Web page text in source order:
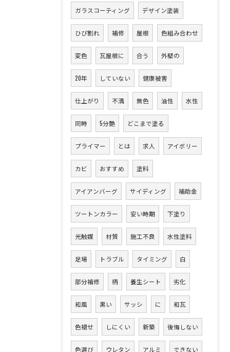
ガラスコーティング デザイン塗装
ひび割れ 補修 屋根 色組み合わせ
変色 瓦屋根に 合う 外壁の
20年 していない 健康被害
仕上がり 不満 無色 油性 水性
同時 5分艶 どこまで塗る
プライマー とは 求人 アイボリー
カビ おすすめ 塗料
アイアンバーグ サイディング 補助金
ツートンカラー 安い時期 下塗り
光触媒 材質 施工不良 水性塗料
足場 トラブル タイミング 白
部分補修 柄 養生シート 劣化
和風 黒い サッシ に 和瓦
色褪せ しにくい 新築 後悔しない
色選び ウレタン アルミ できない